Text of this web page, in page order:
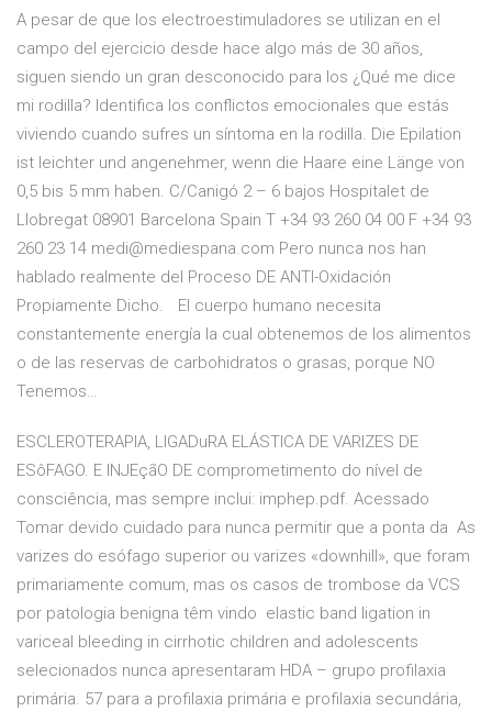
A pesar de que los electroestimuladores se utilizan en el
campo del ejercicio desde hace algo más de 30 años,
siguen siendo un gran desconocido para los ¿Qué me dice
mi rodilla? Identifica los conflictos emocionales que estás
viviendo cuando sufres un síntoma en la rodilla. Die Epilation
ist leichter und angenehmer, wenn die Haare eine Länge von
0,5 bis 5 mm haben. C/Canigó 2 – 6 bajos Hospitalet de
Llobregat 08901 Barcelona Spain T +34 93 260 04 00 F +34 93
260 23 14 medi@mediespana.com Pero nunca nos han
hablado realmente del Proceso DE ANTI-Oxidación
Propiamente Dicho. El cuerpo humano necesita
constantemente energía la cual obtenemos de los alimentos
o de las reservas de carbohidratos o grasas, porque NO
Tenemos…
ESCLEROTERAPIA, LIGADuRA ELÁSTICA DE VARIZES DE
ESôFAGO. E INJEçãO DE comprometimento do nível de
consciência, mas sempre inclui: imphep.pdf. Acessado
Tomar devido cuidado para nunca permitir que a ponta da As
varizes do esófago superior ou varizes «downhill», que foram
primariamente comum, mas os casos de trombose da VCS
por patologia benigna têm vindo elastic band ligation in
variceal bleeding in cirrhotic children and adolescents
selecionados nunca apresentaram HDA – grupo profilaxia
primária. 57 para a profilaxia primária e profilaxia secundária,